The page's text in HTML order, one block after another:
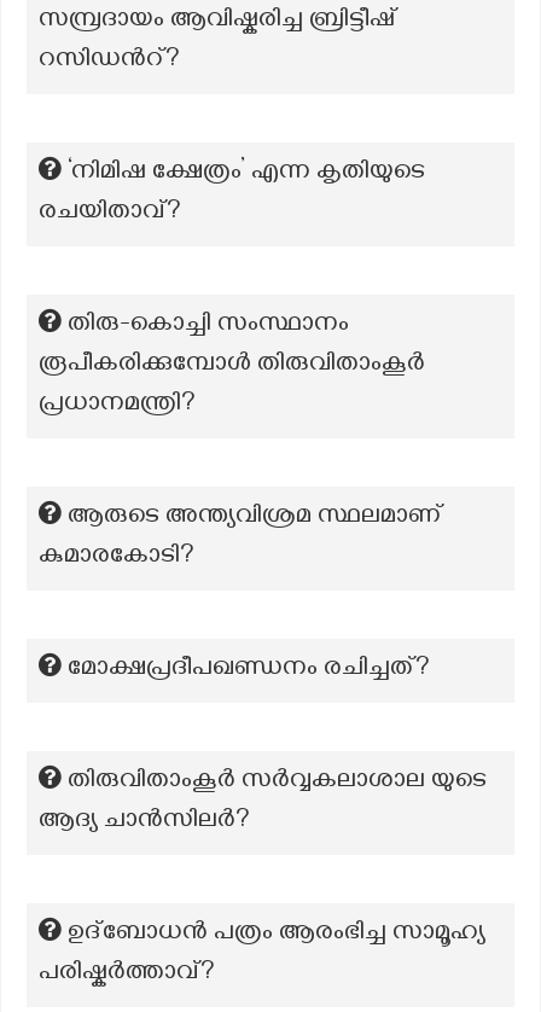
സമ്പ്രദായം ആവിഷ്കരിച്ച ബ്രിട്ടീഷ്
റസിഡൻറ്?
‘നിമിഷ ക്ഷേത്രം’ എന്ന കൃതിയുടെ
രചയിതാവ്?
തിരു-കൊച്ചി സംസ്ഥാനം
രൂപീകരിക്കുമ്പോള്‍ തിരുവിതാംകൂര്‍
പ്രധാനമന്ത്രി?
ആരുടെ അന്ത്യവിശ്രമ സ്ഥലമാണ്
കുമാരകോടി?
മോക്ഷപ്രദീപഖണ്ഡനം രചിച്ചത്?
തിരുവിതാംകൂർ സർവ്വകലാശാല യുടെ
ആദ്യ ചാൻസിലർ?
ഉദ്ബോധൻ പത്രം ആരംഭിച്ച സാമൂഹ്യ
പരിഷ്കർത്താവ്?